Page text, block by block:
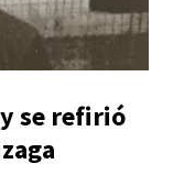
se refirió